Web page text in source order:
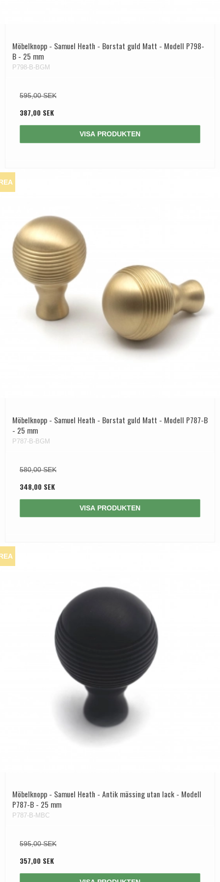
Möbelknopp - Samuel Heath - Borstat guld Matt - Modell P798-
B - 25 mm
P798-B-BGM
595,00 SEK
387,00 SEK
VISA PRODUKTEN
Möbelknopp - Samuel Heath - Borstat guld Matt - Modell P787-B
- 25 mm
P787-B-BGM
580,00 SEK
348,00 SEK
VISA PRODUKTEN
Möbelknopp - Samuel Heath - Antik mässing utan lack - Modell
P787-B - 25 mm
P787-B-MBC
595,00 SEK
357,00 SEK